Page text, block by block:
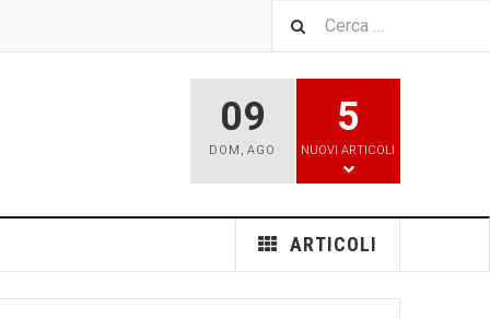
09
DOM ,AGO
5
NUOVI ARTICOLI
ARTICOLI